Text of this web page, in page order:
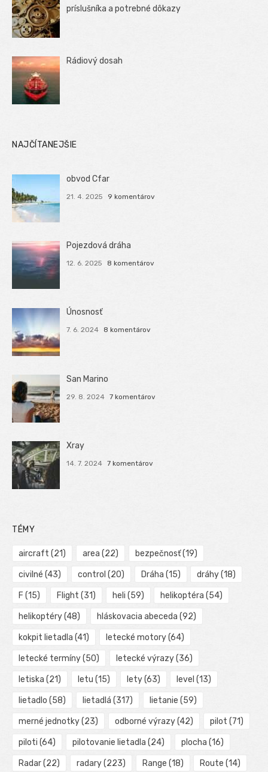
príslušníka a potrebné dôkazy
Rádiový dosah
NAJČÍTANEJŠIE
obvod Cfar
21. 4. 2025 9 komentárov
Pojezdová dráha
12. 6. 2025 8 komentárov
Únosnosť
7. 6. 2024 8 komentárov
San Marino
29. 8. 2024 7 komentárov
Xray
14. 7. 2024 7 komentárov
TÉMY
aircraft (21) area (22) bezpečnosť(19)
civilné (43) control (20) Dráha (15) dráhy(18)
F (15) Flight (31) heli (59) helikoptéra (54)
helikoptéry(48) hláskovacia abeceda (92)
kokpit lietadla (41) letecké motory(64)
letecké termíny(50) letecké výrazy(36)
letiska (21) letu (15) lety(63) level (13)
lietadlo (58) lietadlá (317) lietanie (59)
merné jednotky(23) odborné výrazy(42) pilot (71)
piloti (64) pilotovanie lietadla (24) plocha (16)
Radar(22) radary(223) Range (18) Route (14)